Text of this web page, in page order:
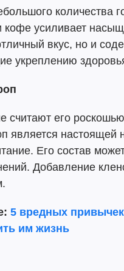
количества
кофе усиливает
вкус, но и
укреплению
считают его
является настоящей
Его состав
Добавление
5 вредных
им жизнь